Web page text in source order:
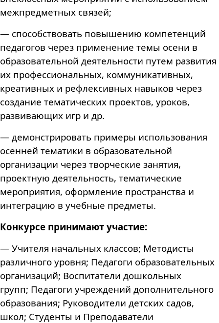
межпредметных связей;
— способствовать повышению компетенций
педагогов через применение темы осени в
образовательной деятельности путем развития
их профессиональных, коммуникативных,
креативных и рефлексивных навыков через
создание тематических проектов, уроков,
развивающих игр и др.
— демонстрировать примеры использования
осенней тематики в образовательной
организации через творческие занятия,
проектную деятельность, тематические
мероприятия, оформление пространства и
интеграцию в учебные предметы.
Конкурсе принимают участие:
— Учителя начальных классов; Методисты
различного уровня; Педагоги образовательных
организаций; Воспитатели дошкольных
групп; Педагоги учреждений дополнительного
образования; Руководители детских садов,
школ; Студенты и Преподаватели